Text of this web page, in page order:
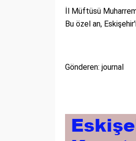
İl Müftüsü
Bu özel an,
Gönderen: journal